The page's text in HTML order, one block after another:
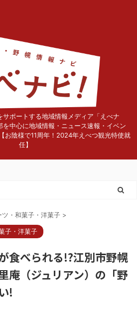
ポートする地域情報メディア「えべナ
中心に地域情報・ニュース速報・イベン
お陰様で11周年！2024年えべつ観光特使就
任】
・和菓子・洋菓子 >
子・洋菓子
食べられる!?江別市野幌
庵（ジュリアン）の「野
!